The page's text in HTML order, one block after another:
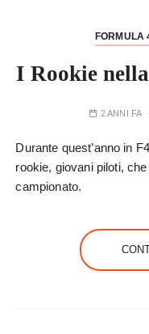
FORMULA
I Rookie
2 ANNI FA
Durante quest’anno in
rookie, giovani piloti,
campionato.